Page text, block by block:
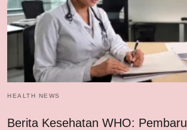
HEALTH NEWS
Berita Kesehatan WHO: